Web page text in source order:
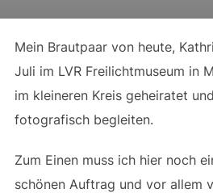
Mein Brautpaar von heute,
Juli im LVR Freilichtmuseum in
im kleineren Kreis geheiratet
fotografisch begleiten.
Zum Einen muss ich hier noch
schönen Auftrag und vor allem